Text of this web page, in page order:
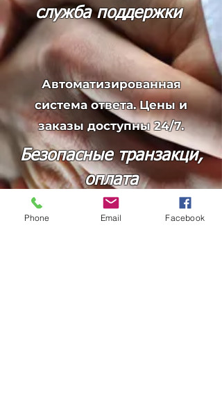
служба поддержки
Автоматизированная
система ответа. Цены и
заказы доступны 24/7.
Безопасные транзакци,
оплата
Phone Email Facebook